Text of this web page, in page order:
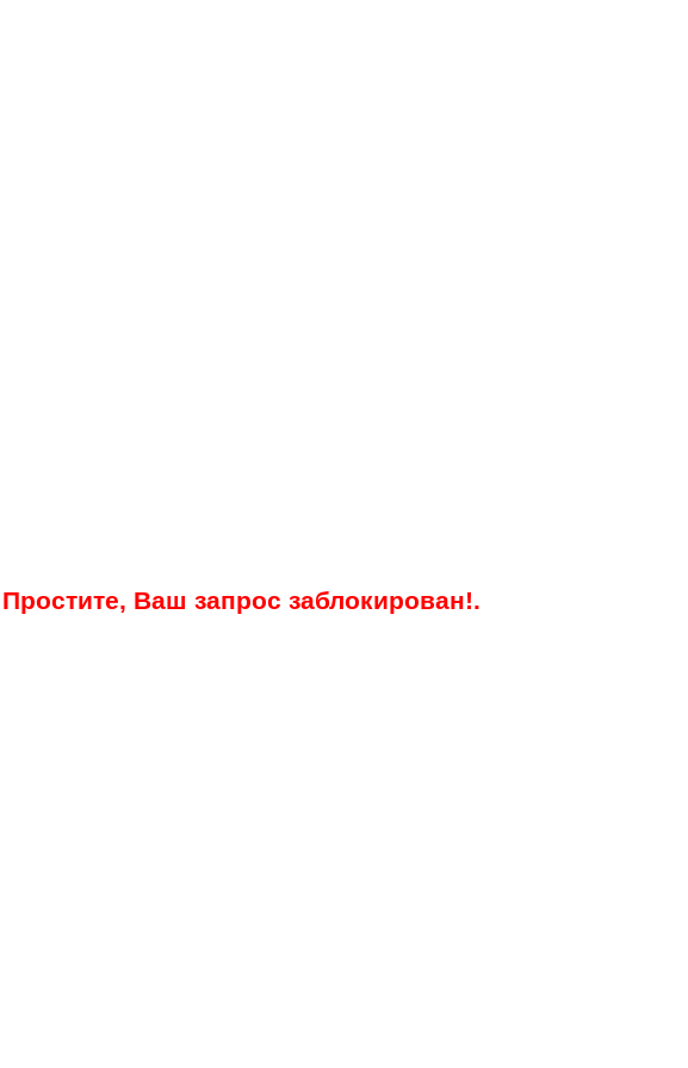
Простите, Ваш запрос заблокирован!.